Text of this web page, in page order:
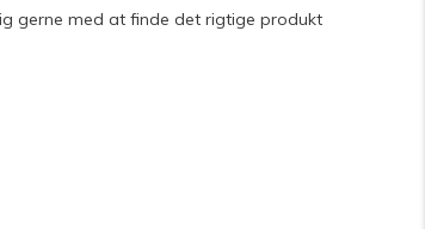
gerne med at finde det rigtige produkt